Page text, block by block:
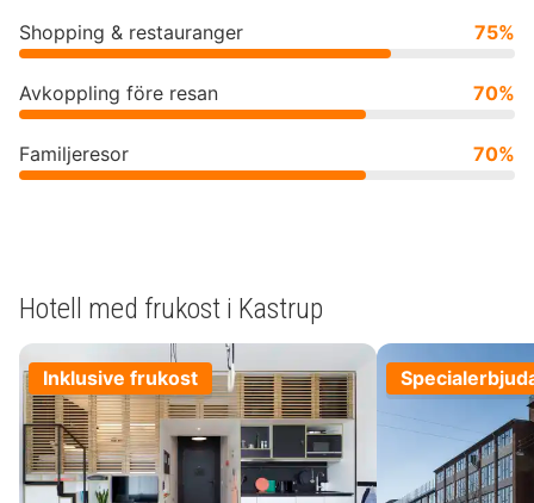
Shopping & restauranger 75%
Avkoppling före resan 70%
Familjeresor 70%
Hotell med frukost i Kastrup
Inklusive frukost